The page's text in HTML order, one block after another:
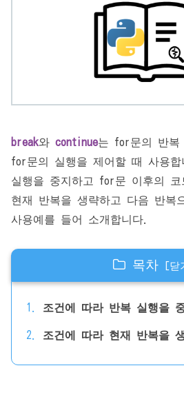
break와 continue는 for문의 반복
for문의 실행을 제어할 때 사용
실행을 중지하고 for문 이후의 코
현재 반복을 생략하고 다음 반복
사용예를 들어 소개합니다.
목차
조건에 따라 반복 실행을
조건에 따라 현재 반복을